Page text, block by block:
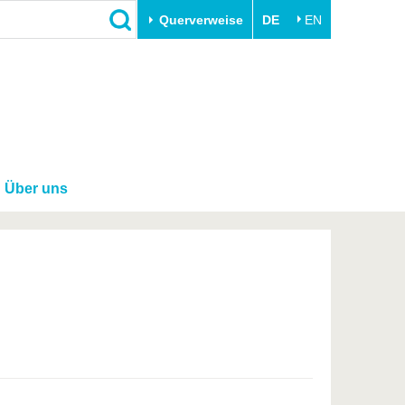
Querverweise DE EN
Forschungskooperationen
Gründen an der BTU
Über uns